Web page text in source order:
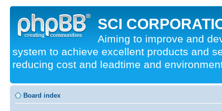
SCI
Aiming to improve and
system to achieve excellent products and
reducing cost and leadtime and
Board index